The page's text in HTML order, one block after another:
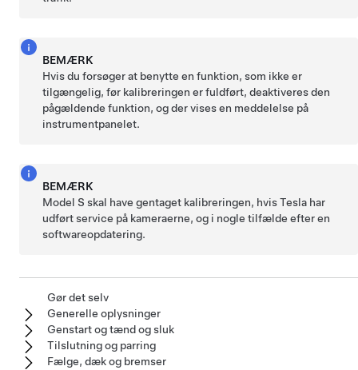
BEMÆRK
Hvis du forsøger at benytte en funktion, som ikke er
tilgængelig, før kalibreringen er fuldført, deaktiveres den
pågældende funktion, og der vises en meddelelse på
instrumentpanelet.
BEMÆRK
Model S skal have gentaget kalibreringen, hvis Tesla har
udført service på kameraerne, og i nogle tilfælde efter en
softwareopdatering.
Gør det selv
Generelle oplysninger
Genstart og tænd og sluk
Tilslutning og parring
Fælge, dæk og bremser